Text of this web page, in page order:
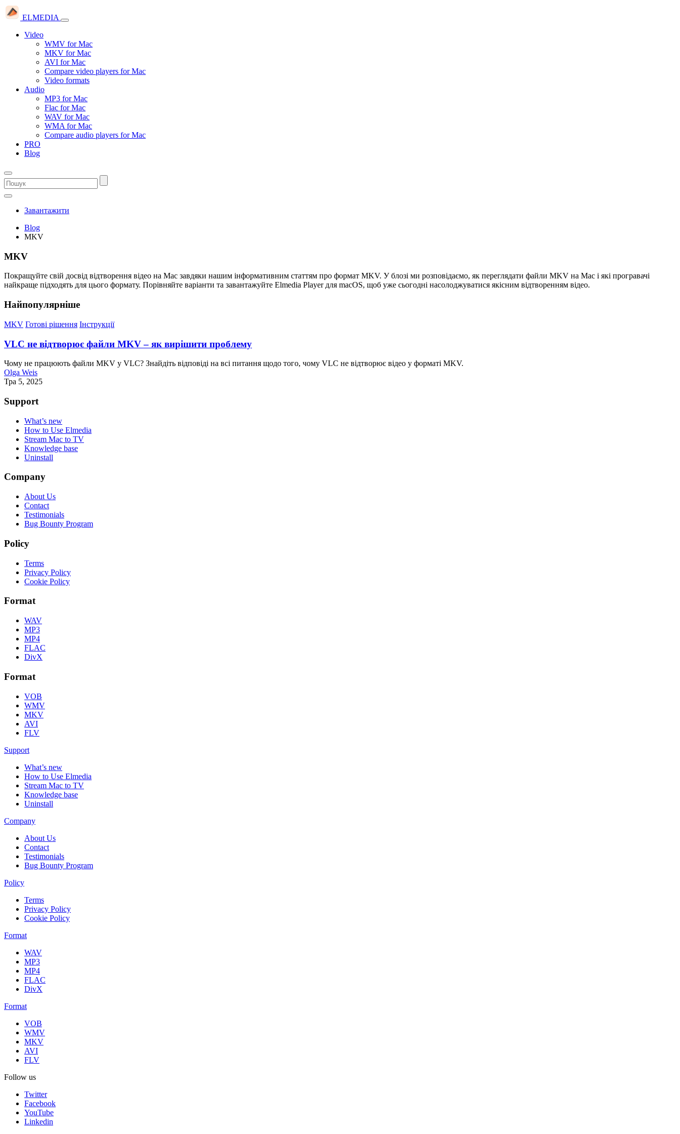
ELMEDIA
Video
WMV for Mac
MKV for Mac
AVI for Mac
Compare video players for Mac
Video formats
Audio
MP3 for Mac
Flac for Mac
WAV for Mac
WMA for Mac
Compare audio players for Mac
PRO
Blog
Завантажити
Blog
MKV
MKV
Покращуйте свій досвід відтворення відео на Mac завдяки нашим інформативним статтям про формат MKV. У блозі ми розповідаємо, як переглядати файли MKV на Mac і які програвачі
найкраще підходять для цього формату. Порівняйте варіанти та завантажуйте Elmedia Player для macOS, щоб уже сьогодні насолоджуватися якісним відтворенням відео.
Найпопулярніше
MKV Готові рішення Інструкції
VLC не відтворює файли MKV – як вирішити проблему
Чому не працюють файли MKV у VLC? Знайдіть відповіді на всі питання щодо того, чому VLC не відтворює відео у форматі MKV.
Olga Weis
Тра 5, 2025
Support
What’s new
How to Use Elmedia
Stream Mac to TV
Knowledge base
Uninstall
Company
About Us
Contact
Testimonials
Bug Bounty Program
Policy
Terms
Privacy Policy
Cookie Policy
Format
WAV
MP3
MP4
FLAC
DivX
Format
VOB
WMV
MKV
AVI
FLV
Support
What’s new
How to Use Elmedia
Stream Mac to TV
Knowledge base
Uninstall
Company
About Us
Contact
Testimonials
Bug Bounty Program
Policy
Terms
Privacy Policy
Cookie Policy
Format
WAV
MP3
MP4
FLAC
DivX
Format
VOB
WMV
MKV
AVI
FLV
Follow us
Twitter
Facebook
YouTube
Linkedin